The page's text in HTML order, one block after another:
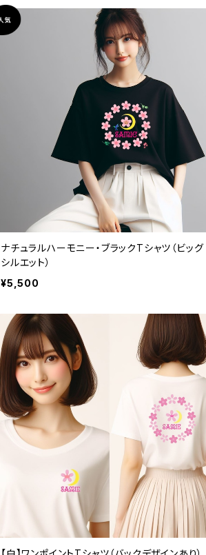
ナチュラルハーモニー・ブラックTシャツ（ビッグ
シルエット）
¥5,500